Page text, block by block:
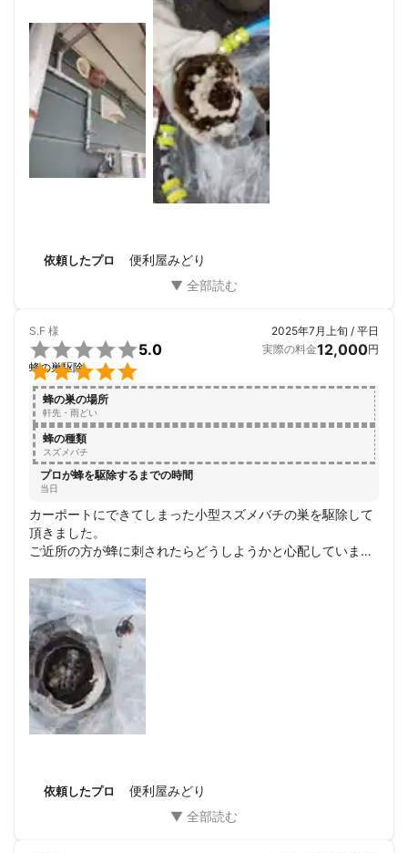
実は違う業者さんへ見積をお願いしていたのですが
全然違う良心的な価格に驚きました。
また何かあった時は、ぜひ相談させていただきたいと思いま
す。
依頼したプロ 便利屋みどり
S.F 様


5.0
蜂の巣駆除
2025年7月上旬 / 平日
実際の料金12,000円
蜂の巣の場所
軒先・雨どい
蜂の種類
スズメバチ
プロが蜂を駆除するまでの時間
当日
カーポートにできてしまった小型スズメバチの巣を駆除して
頂きました。
ご近所の方が蜂に刺されたらどうしようかと心配していまし
来て頂けたので安心しました。
昆虫好きの息子が興味津々で、駆除するところも見ていて、
いろいろな質問にも全て丁寧に答えていただいて、蜂の巣や
死んでいる蜂を暫く見せてもらって、息子も大喜びでした。
また何かあったらお願いしたいです。
依頼したプロ 便利屋みどり